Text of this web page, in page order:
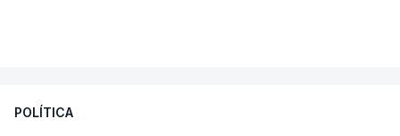
apreendido numa operação de droga.
POLÍTICA